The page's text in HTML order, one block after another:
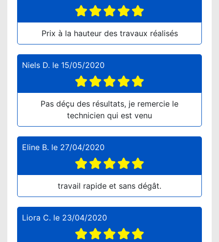
Prix à la hauteur des travaux réalisés
Niels D. le 15/05/2020
Pas déçu des résultats, je remercie le
technicien qui est venu
Eline B. le 27/04/2020
travail rapide et sans dégât.
Liora C. le 23/04/2020